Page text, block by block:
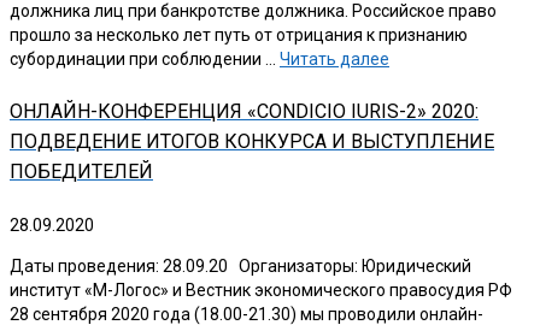
должника лиц при банкротстве должника. Российское право
прошло за несколько лет путь от отрицания к признанию
субординации при соблюдении … Читать далее
ОНЛАЙН-КОНФЕРЕНЦИЯ «CONDICIO IURIS-2» 2020:
ПОДВЕДЕНИЕ ИТОГОВ КОНКУРСА И ВЫСТУПЛЕНИЕ
ПОБЕДИТЕЛЕЙ
28.09.2020
Даты проведения: 28.09.20 Организаторы: Юридический
институт «М-Логос» и Вестник экономического правосудия РФ
28 сентября 2020 года (18.00-21.30) мы проводили онлайн-